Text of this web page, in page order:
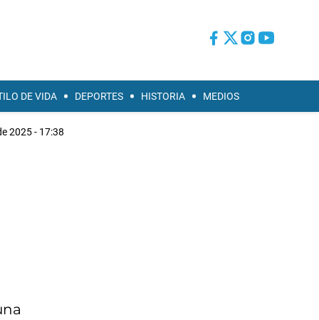
DE VIDA DEPORTES HISTORIA MEDIOS
2025 - 17:38